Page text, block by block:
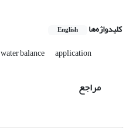
کلیدواژه‌ها English
water balance application
مراجع